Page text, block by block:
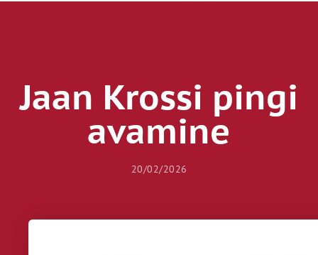
Jaan Krossi pingi
avamine
20/02/2026